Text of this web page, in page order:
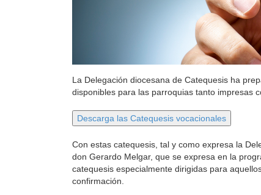
La Delegación diocesana de Catequesis ha
disponibles para las parroquias tanto impresas
Con estas catequesis, tal y como expresa la
don Gerardo Melgar, que se expresa en la
catequesis especialmente dirigidas para
confirmación.